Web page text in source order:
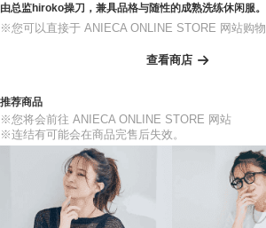
由总监hiroko操刀，兼具品格与随性的成熟洗练休闲服。
※您可以直接于 ANIECA ONLINE STORE 网站购物
查看商店
推荐商品
※您将会前往 ANIECA ONLINE STORE 网站
※连结有可能会在商品完售后失效。